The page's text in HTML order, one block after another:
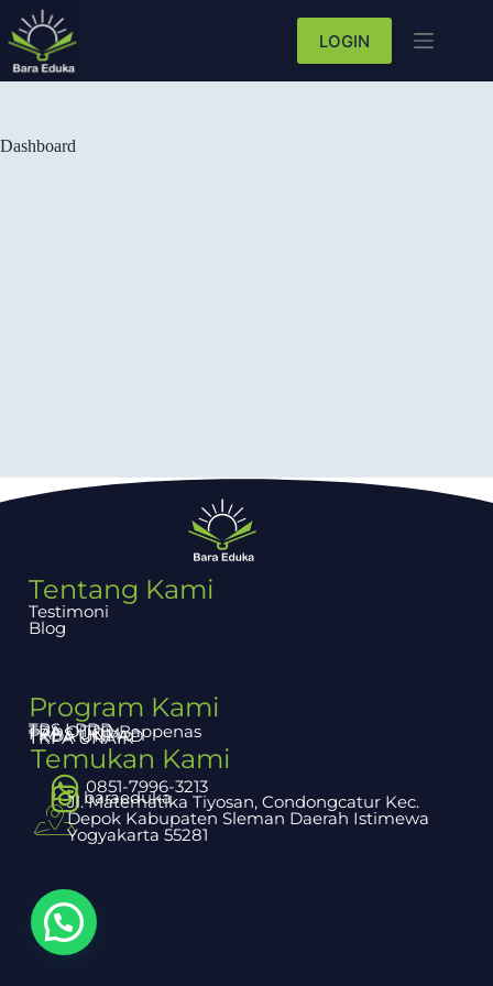
LOGIN
Dashboard
Tentang Kami
Testimoni
Blog
Program Kami
TBS LPDP
TPA OTTO Bappenas
PAPS UGM
TKDA UNPAD
TKPA UNAIR
Temukan Kami
0851-7996-3213
baraeduka
Jl. Matematika Tiyosan, Condongcatur Kec.
Depok Kabupaten Sleman Daerah Istimewa
Yogyakarta 55281